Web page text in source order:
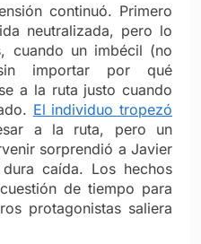
continuó. Primero
neutralizada, pero lo
cuando un imbécil (no
importar por qué
a la ruta justo cuando
El individuo tropezó
a la ruta, pero un
sorprendió a Javier
caída. Los hechos
de tiempo para
protagonistas saliera